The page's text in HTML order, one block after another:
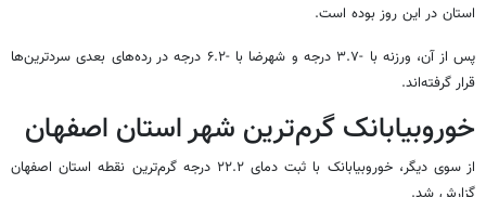
استان در این روز بوده است.
پس از آن، ورزنه
با -۳.۷ درجه و شهرضا با -۶.۲ درجه در رده‌های بعدی سردترین‌ها
قرار گرفته‌اند.
خوروبیابانک گرم‌ترین شهر استان اصفهان
از سوی دیگر،خوروبیابانک
با ثبت دمای ۲۲.۲ درجه گرم‌ترین نقطه استان اصفهان